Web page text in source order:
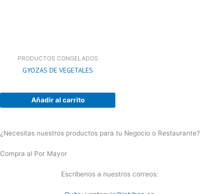
PRODUCTOS CONGELADOS
GYOZAS DE VEGETALES
Añadir al carrito
¿Necesitas nuestros productos para tu Negocio o Restaurante?
Compra al Por Mayor
Escríbenos a nuestros correos: